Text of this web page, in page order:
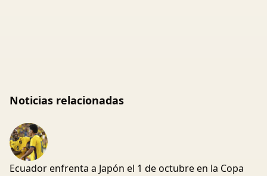
Noticias relacionadas
Ecuador enfrenta a Japón el 1 de octubre en la Copa